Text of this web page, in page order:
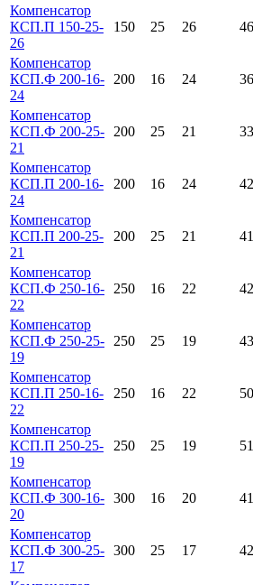
Компенсатор
КСП.П 150-25-
26
150 25 26
Компенсатор
КСП.Ф 200-16-
24
200 16 24
Компенсатор
КСП.Ф 200-25-
21
200 25 21
Компенсатор
КСП.П 200-16-
24
200 16 24
Компенсатор
КСП.П 200-25-
21
200 25 21
Компенсатор
КСП.Ф 250-16-
22
250 16 22
Компенсатор
КСП.Ф 250-25-
19
250 25 19
Компенсатор
КСП.П 250-16-
22
250 16 22
Компенсатор
КСП.П 250-25-
19
250 25 19
Компенсатор
КСП.Ф 300-16-
20
300 16 20
Компенсатор
КСП.Ф 300-25-
17
300 25 17